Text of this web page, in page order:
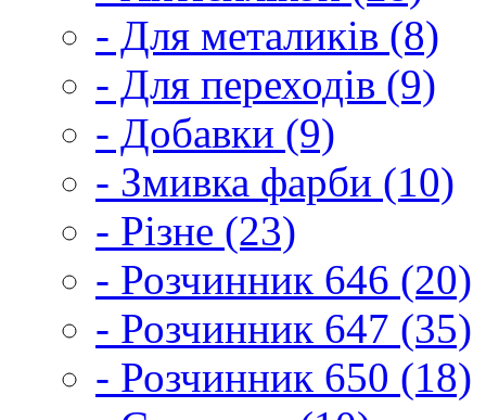
- Для металиків (8)
- Для переходів (9)
- Добавки (9)
- Змивка фарби (10)
- Різне (23)
- Розчинник 646 (20)
- Розчинник 647 (35)
- Розчинник 650 (18)